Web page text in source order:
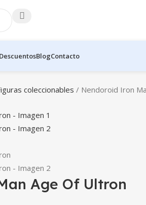
DescuentosBlogContacto
coleccionables
Nendoroid Iron
Age Of Ultron